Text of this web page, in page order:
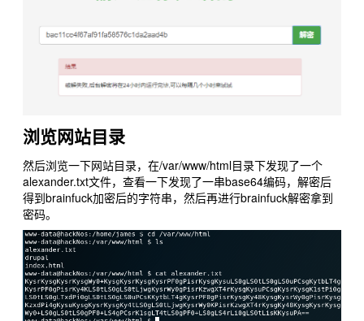
浏览网站目录
然后浏览一下网站目录，在/var/www/html目录下发现了一个
alexander.txt文件，查看一下发现了一串base64编码，解密后
得到brainfuck加密后的字符串，然后再进行brainfuck解密拿到
密码。